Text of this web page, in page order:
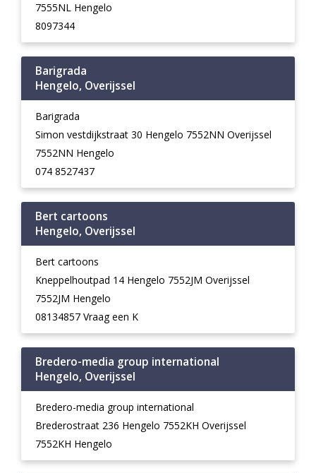
7555NL Hengelo
8097344
Barigrada
Hengelo, Overijssel
Barigrada
Simon vestdijkstraat 30 Hengelo 7552NN Overijssel
7552NN Hengelo
074 8527437
Bert cartoons
Hengelo, Overijssel
Bert cartoons
Kneppelhoutpad 14 Hengelo 7552JM Overijssel
7552JM Hengelo
08134857 Vraag een K
Bredero-media group international
Hengelo, Overijssel
Bredero-media group international
Brederostraat 236 Hengelo 7552KH Overijssel
7552KH Hengelo